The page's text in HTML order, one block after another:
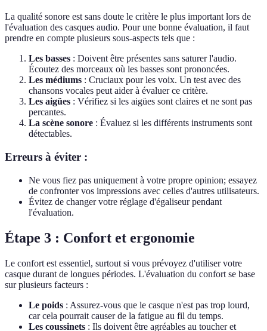
La qualité sonore est sans doute le critère le plus important lors de
l'évaluation des casques audio. Pour une bonne évaluation, il faut
prendre en compte plusieurs sous-aspects tels que :
Les basses : Doivent être présentes sans saturer l'audio.
Écoutez des morceaux où les basses sont prononcées.
Les médiums : Cruciaux pour les voix. Un test avec des
chansons vocales peut aider à évaluer ce critère.
Les aigües : Vérifiez si les aigües sont claires et ne sont pas
percantes.
La scène sonore : Évaluez si les différents instruments sont
détectables.
Erreurs à éviter :
Ne vous fiez pas uniquement à votre propre opinion; essayez
de confronter vos impressions avec celles d'autres utilisateurs.
Évitez de changer votre réglage d'égaliseur pendant
l'évaluation.
Étape 3 : Confort et ergonomie
Le confort est essentiel, surtout si vous prévoyez d'utiliser votre
casque durant de longues périodes. L'évaluation du confort se base
sur plusieurs facteurs :
Le poids : Assurez-vous que le casque n'est pas trop lourd,
car cela pourrait causer de la fatigue au fil du temps.
Les coussinets : Ils doivent être agréables au toucher et